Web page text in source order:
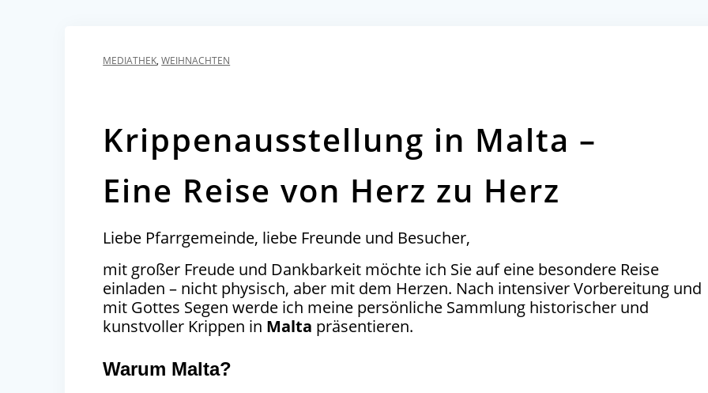
MEDIATHEK,WEIHNACHTEN
Krippenausstellung in Malta –
Eine Reise von Herz zu Herz
Liebe Pfarrgemeinde, liebe Freunde und Besucher,
mit großer Freude und Dankbarkeit möchte ich Sie auf eine besondere Reise
einladen – nicht physisch, aber mit dem Herzen. Nach intensiver Vorbereitung und
mit Gottes Segen werde ich meine persönliche Sammlung historischer und
kunstvoller Krippen in Malta präsentieren.
Warum Malta?